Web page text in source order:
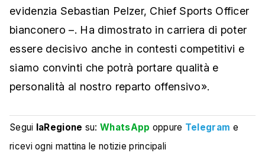
evidenzia Sebastian Pelzer, Chief Sports Officer
bianconero –. Ha dimostrato in carriera di poter
essere decisivo anche in contesti competitivi e
siamo convinti che potrà portare qualità e
personalità al nostro reparto offensivo».
Segui laRegione su:WhatsApp oppure Telegram e
ricevi ogni mattina le notizie principali